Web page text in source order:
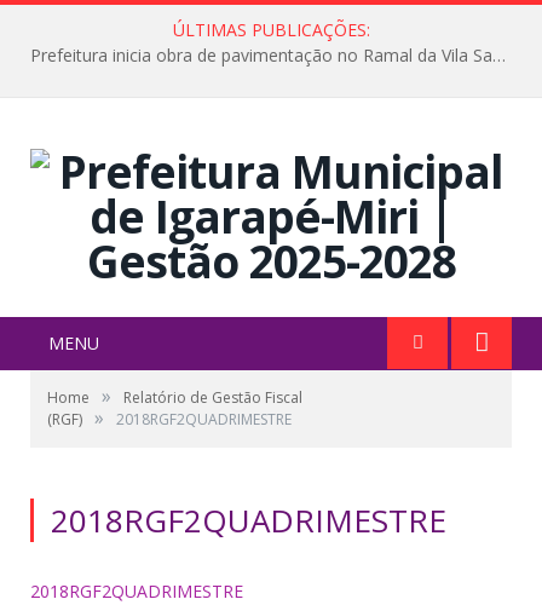
ÚLTIMAS PUBLICAÇÕES:
Prefeitura inicia obra de pavimentação no Ramal da Vila Santa Maria do Icatu
MENU
Home »
Relatório de Gestão Fiscal
(RGF) » 2018RGF2QUADRIMESTRE
2018RGF2QUADRIMESTRE
2018RGF2QUADRIMESTRE